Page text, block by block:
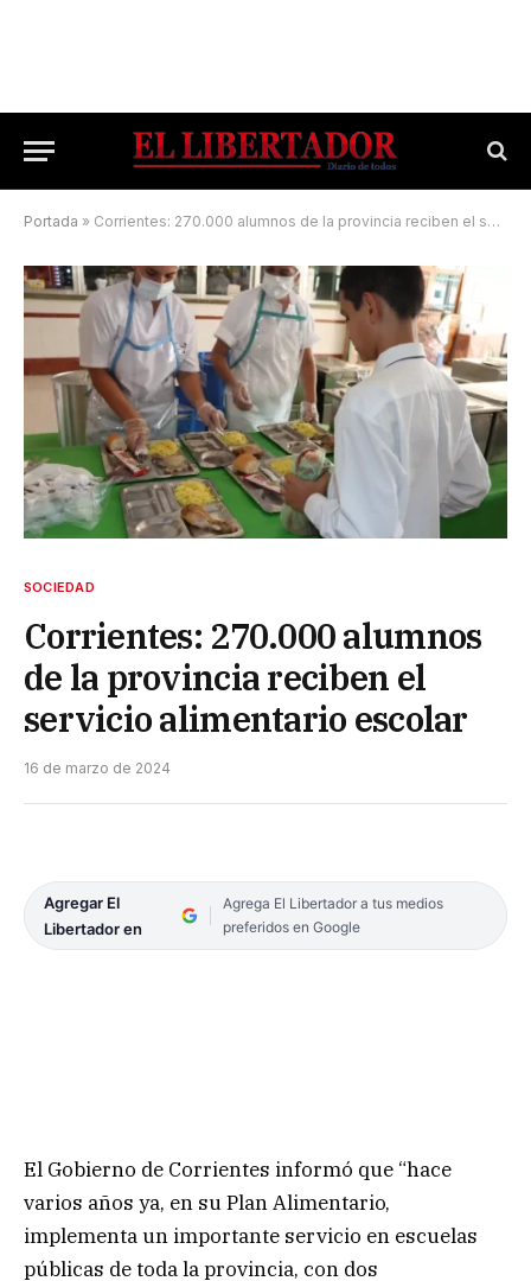
Portada » Corrientes: 270.000 alumnos de la provincia reciben el servicio alimentario escolar
SOCIEDAD
Corrientes: 270.000 alumnos
de la provincia reciben el
servicio alimentario escolar
16 de marzo de 2024
Agregar El
Libertador en
Agrega El Libertador a tus medios
preferidos en Google
El Gobierno de Corrientes informó que “hace
varios años ya, en su Plan Alimentario,
implementa un importante servicio en escuelas
públicas de toda la provincia, con dos